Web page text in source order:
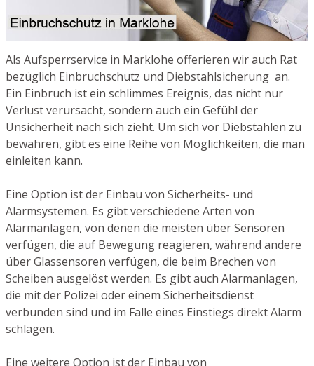
Als Aufsperrservice in Marklohe offerieren wir auch Rat
bezüglich Einbruchschutz und Diebstahlsicherung an.
Ein Einbruch ist ein schlimmes Ereignis, das nicht nur
Verlust verursacht, sondern auch ein Gefühl der
Unsicherheit nach sich zieht. Um sich vor Diebstählen zu
bewahren, gibt es eine Reihe von Möglichkeiten, die man
einleiten kann.
Eine Option ist der Einbau von Sicherheits- und
Alarmsystemen. Es gibt verschiedene Arten von
Alarmanlagen, von denen die meisten über Sensoren
verfügen, die auf Bewegung reagieren, während andere
über Glassensoren verfügen, die beim Brechen von
Scheiben ausgelöst werden. Es gibt auch Alarmanlagen,
die mit der Polizei oder einem Sicherheitsdienst
verbunden sind und im Falle eines Einstiegs direkt Alarm
schlagen.
Eine weitere Option ist der Einbau von